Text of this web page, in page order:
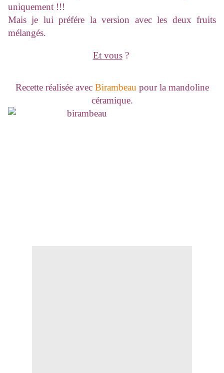
uniquement !!!
Mais je lui préfére la version avec les deux fruits
mélangés.
Et vous?
Recette réalisée avec Birambeau pour la mandoline
céramique.